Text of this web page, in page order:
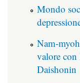
Mondo
Nam-
valore
Daishonin